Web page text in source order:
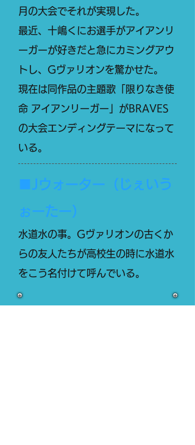
月の大会でそれが実現した。
最近、十嶋くにお選手がアイアンリ
ーガーが好きだと急にカミングアウ
トし、Gヴァリオンを驚かせた。
現在は同作品の主題歌「限りなき使
命 アイアンリーガー」がBRAVES
の大会エンディングテーマになって
いる。
■Jウォーター（じぇいう
ぉーたー）
水道水の事。Gヴァリオンの古くか
らの友人たちが高校生の時に水道水
をこう名付けて呼んでいる。